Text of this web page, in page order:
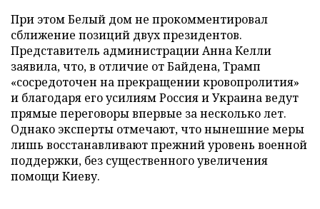
При этом Белый дом не прокомментировал
сближение позиций двух президентов.
Представитель администрации Анна Келли
заявила, что, в отличие от Байдена, Трамп
«сосредоточен на прекращении кровопролития»
и благодаря его усилиям Россия и Украина ведут
прямые переговоры впервые за несколько лет.
Однако эксперты отмечают, что нынешние меры
лишь восстанавливают прежний уровень военной
поддержки, без существенного увеличения
помощи Киеву.